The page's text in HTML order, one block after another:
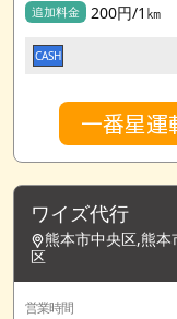
追加料金 200円/1㎞
CASH
一番星運
ワイズ代行
熊本市中央区,熊
区
営業時間